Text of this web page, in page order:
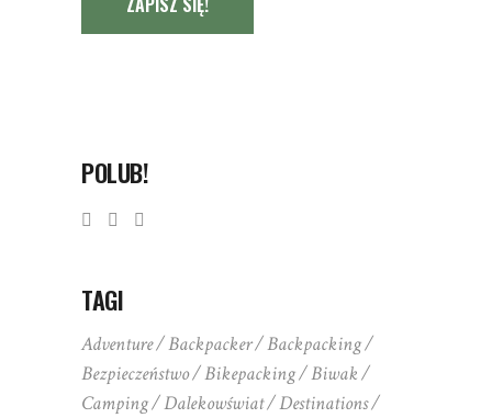
POLUB!
TAGI
Adventure Backpacker
Backpacking
Bezpieczeństwo
Bikepacking
Biwak
Camping
Dalekowświat
Destinations